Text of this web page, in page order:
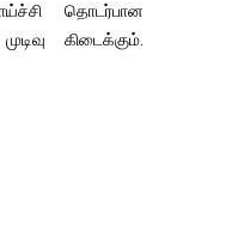
தொடர்பான
கிடைக்கும்.